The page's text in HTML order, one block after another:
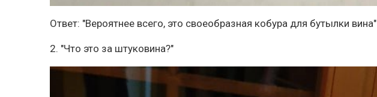
Ответ: "Вероятнее всего, это своеобразная кобура для бутылки вина"
2. "Что это за штуковина?"